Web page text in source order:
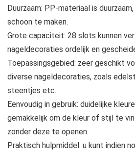
Duurzaam: PP-materiaal is
schoon te maken.
Grote capaciteit: 28 slots kunnen
nageldecoraties ordelijk en
Toepassingsgebied: zeer geschikt
diverse nageldecoraties, zoals
steentjes etc.
Eenvoudig in gebruik: duidelijke
gemakkelijk om de kleur of stijl te
zonder deze te openen.
Praktisch hulpmiddel: u kunt indien